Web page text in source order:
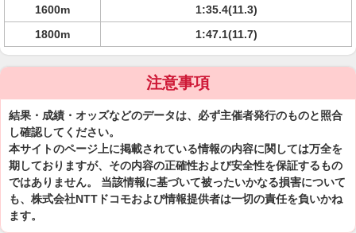
1600m
1:35.4(11.3)
1800m
1:47.1(11.7)
注意事項
結果・成績・オッズなどのデータは、必ず主催者発行のものと照合
し確認してください。
本サイトのページ上に掲載されている情報の内容に関しては万全を
期しておりますが、その内容の正確性および安全性を保証するもの
ではありません。 当該情報に基づいて被ったいかなる損害について
も、株式会社NTTドコモおよび情報提供者は一切の責任を負いかね
ます。